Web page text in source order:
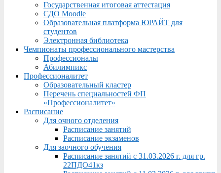
Государственная итоговая аттестация
СДО Moodle
Образовательная платформа ЮРАЙТ для
студентов
Электронная библиотека
Чемпионаты профессионального мастерства
Профессионалы
Абилимпикс
Профессионалитет
Образовательный кластер
Перечень специальностей ФП
«Профессионалитет»
Расписание
Для очного отделения
Расписание занятий
Расписание экзаменов
Для заочного обучения
Расписание занятий с 31.03.2026 г. для гр.
22ПДО41кз